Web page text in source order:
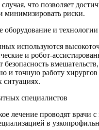
что позволяет
минимизировать риски.
оборудование и технологии
используются
и робот-
безопасность
и точную работу
ситуациях.
специалистов
лечение проводят врачи
в